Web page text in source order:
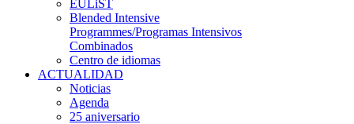
EULiST
Blended Intensive
Programmes/Programas Intensivos
Combinados
Centro de idiomas
ACTUALIDAD
Noticias
Agenda
25 aniversario